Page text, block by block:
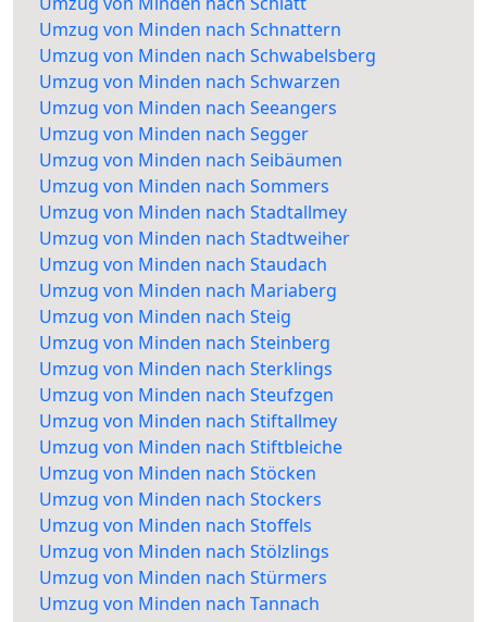
Umzug von Minden nach Schnattern
Umzug von Minden nach Schwabelsberg
Umzug von Minden nach Schwarzen
Umzug von Minden nach Seeangers
Umzug von Minden nach Segger
Umzug von Minden nach Seibäumen
Umzug von Minden nach Sommers
Umzug von Minden nach Stadtallmey
Umzug von Minden nach Stadtweiher
Umzug von Minden nach Staudach
Umzug von Minden nach Mariaberg
Umzug von Minden nach Steig
Umzug von Minden nach Steinberg
Umzug von Minden nach Sterklings
Umzug von Minden nach Steufzgen
Umzug von Minden nach Stiftallmey
Umzug von Minden nach Stiftbleiche
Umzug von Minden nach Stöcken
Umzug von Minden nach Stockers
Umzug von Minden nach Stoffels
Umzug von Minden nach Stölzlings
Umzug von Minden nach Stürmers
Umzug von Minden nach Tannach